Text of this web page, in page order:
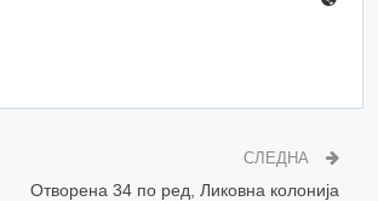
СЛЕДНА
Отворена 34 по ред, Ликовна колонија